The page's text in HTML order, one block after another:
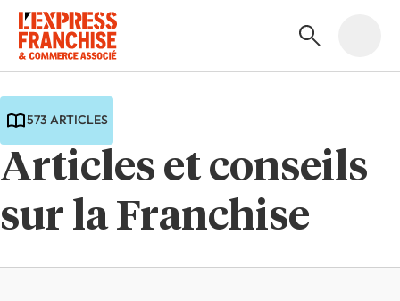
Articles et conseils
sur la Franchise
573 ARTICLES